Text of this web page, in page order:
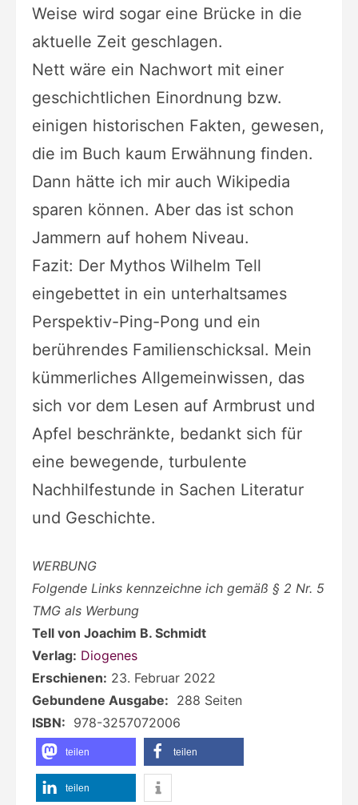
Weise wird sogar eine Brücke in die
aktuelle Zeit geschlagen.
Nett wäre ein Nachwort mit einer
geschichtlichen Einordnung bzw.
einigen historischen Fakten, gewesen,
die im Buch kaum Erwähnung finden.
Dann hätte ich mir auch Wikipedia
sparen können. Aber das ist schon
Jammern auf hohem Niveau.
Fazit: Der Mythos Wilhelm Tell
eingebettet in ein unterhaltsames
Perspektiv-Ping-Pong und ein
berührendes Familienschicksal. Mein
kümmerliches Allgemeinwissen, das
sich vor dem Lesen auf Armbrust und
Apfel beschränkte, bedankt sich für
eine bewegende, turbulente
Nachhilfestunde in Sachen Literatur
und Geschichte.
WERBUNG
Folgende Links kennzeichne ich gemäß § 2 Nr. 5
TMG als Werbung
Tell von Joachim B. Schmidt
Verlag: Diogenes
Erschienen: 23. Februar 2022
Gebundene Ausgabe: ‎ 288 Seiten
ISBN: ‎ 978-3257072006
teilen teilen
teilen